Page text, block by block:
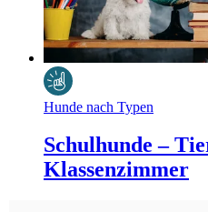
Hunde nach Typen
Schulhunde –
Klassenzimmer